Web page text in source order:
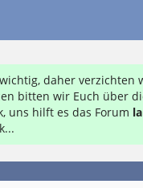
daher verzichten
bitten wir Euch über
uns hilft es das Forum